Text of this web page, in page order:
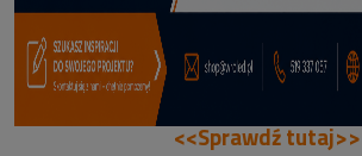
<<Sprawdź tutaj>>